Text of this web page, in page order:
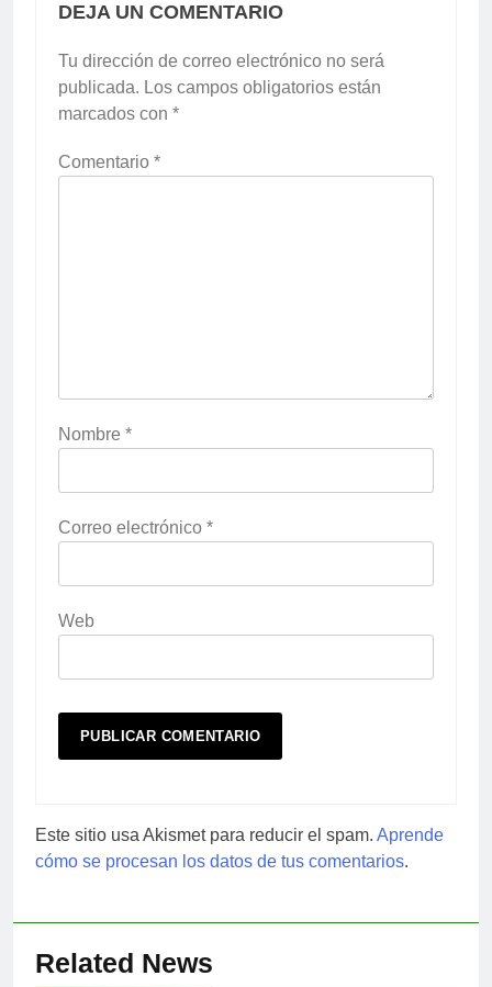
DEJA UN COMENTARIO
Tu dirección de correo electrónico no será
publicada. Los campos obligatorios están
marcados con *
Comentario *
Nombre *
Correo electrónico *
Web
Este sitio usa Akismet para reducir el spam. Aprende
cómo se procesan los datos de tus comentarios.
Related News